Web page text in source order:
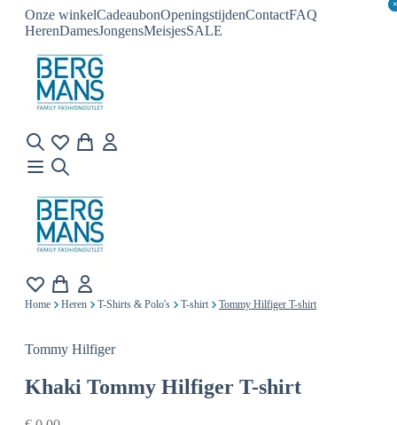
Onze winkelCadeaubonOpeningstijdenContactFAQ
HerenDamesJongensMeisjesSALE
×
×
Home Heren T-Shirts & Polo's T-shirt Tommy Hilfiger T-shirt
Tommy Hilfiger
Khaki Tommy Hilfiger T-shirt